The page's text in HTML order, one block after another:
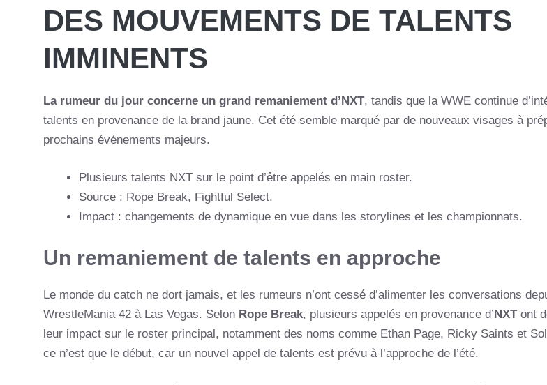
DES MOUVEMENTS DE TALENTS
IMMINENTS
La rumeur du jour concerne un grand remaniement d’NXT, tandis que la WWE continue
talents en provenance de la brand jaune. Cet été semble marqué par de nouveaux visages à
prochains événements majeurs.
Plusieurs talents NXT sur le point d’être appelés en main roster.
Source : Rope Break, Fightful Select.
Impact : changements de dynamique en vue dans les storylines et les championnats.
Un remaniement de talents en approche
Le monde du catch ne dort jamais, et les rumeurs n’ont cessé d’alimenter les conversations
WrestleMania 42 à Las Vegas. Selon Rope Break, plusieurs appelés en provenance d’NXTont
leur impact sur le roster principal, notamment des noms comme Ethan Page, Ricky Saints et
ce n’est que le début, car un nouvel appel de talents est prévu à l’approche de l’été.